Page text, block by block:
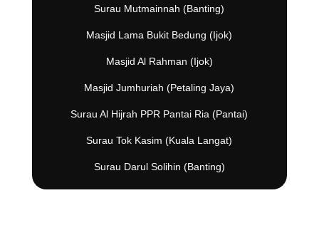
Surau Mutmainnah (Banting)
Masjid Lama Bukit Bedung (Ijok)
Masjid Al Rahman (Ijok)
Masjid Jumhuriah (Petaling Jaya)
Surau Al Hijrah PPR Pantai Ria (Pantai)
Surau Tok Kasim (Kuala Langat)
Surau Darul Solihin (Banting)